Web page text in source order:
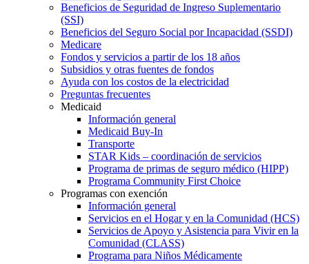
Beneficios de Seguridad de Ingreso Suplementario
(SSI)
Beneficios del Seguro Social por Incapacidad (SSDI)
Medicare
Fondos y servicios a partir de los 18 años
Subsidios y otras fuentes de fondos
Ayuda con los costos de la electricidad
Preguntas frecuentes
Medicaid
Información general
Medicaid Buy-In
Transporte
STAR Kids – coordinación de servicios
Programa de primas de seguro médico (HIPP)
Programa Community First Choice
Programas con exención
Información general
Servicios en el Hogar y en la Comunidad (HCS)
Servicios de Apoyo y Asistencia para Vivir en la
Comunidad (CLASS)
Programa para Niños Médicamente